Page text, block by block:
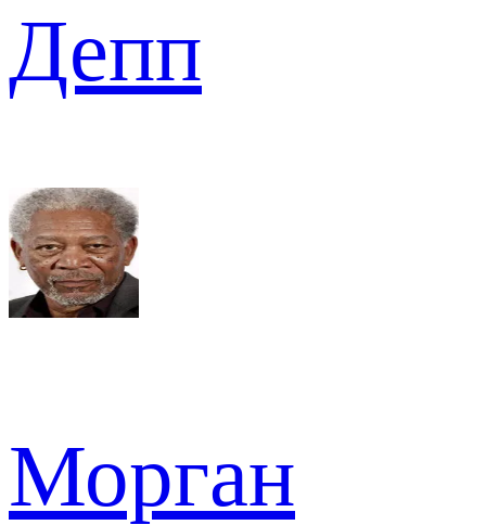
Депп
Морган